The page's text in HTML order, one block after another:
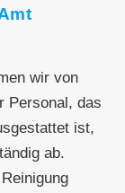
wir von
Personal, das
ist,
ab.